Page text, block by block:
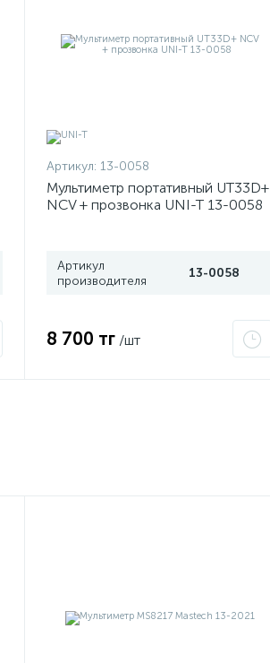
Артикул: 13-0058
Мультиметр портативный UT33D+
NCV + прозвонка UNI-T 13-0058
Артикул
производителя
13-0058
8 700 тг /шт